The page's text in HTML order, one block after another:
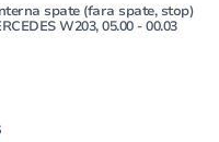
spate (fara spate, stop)
W203, 05.00 - 00.03